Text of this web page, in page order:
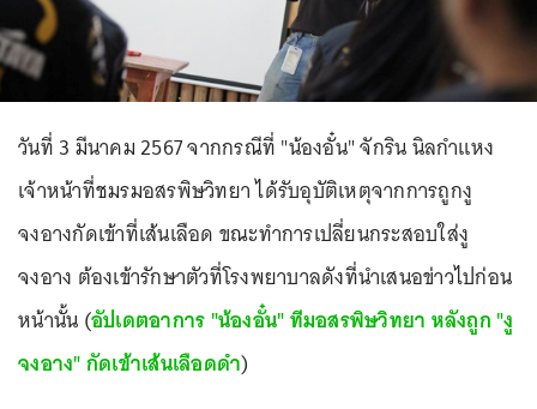
วันที่ 3 มีนาคม 2567 จากกรณีที่ "น้องอั๋น" จักริน นิลกำแหง
เจ้าหน้าที่ชมรมอสรพิษวิทยา ได้รับอุบัติเหตุจากการถูกงู
จงอางกัดเข้าที่เส้นเลือด ขณะทำการเปลี่ยนกระสอบใส่งู
จงอาง ต้องเข้ารักษาตัวที่โรงพยาบาลดังที่นำเสนอข่าวไปก่อน
หน้านั้น (อัปเดตอาการ "น้องอั๋น" ทีมอสรพิษวิทยา หลังถูก "งู
จงอาง" กัดเข้าเส้นเลือดดำ)